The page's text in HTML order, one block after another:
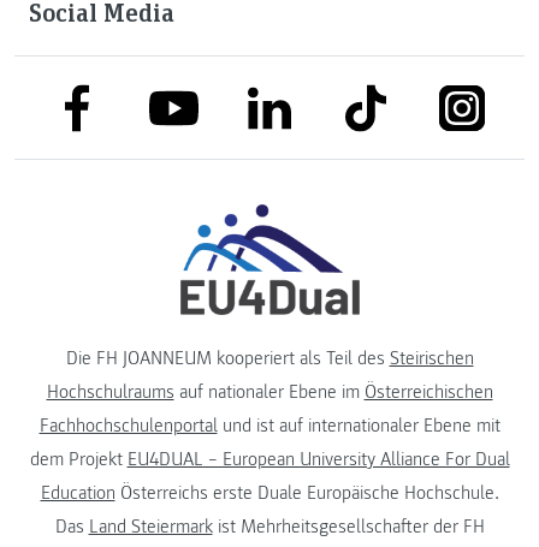
Social Media
link to facebooklink to youtubelink to linkedinlink to tiktok link to
Die FH JOANNEUM kooperiert als Teil des Steirischen
Hochschulraums auf nationaler Ebene im Österreichischen
Fachhochschulenportalund ist auf internationaler Ebene mit
dem Projekt EU4DUAL – European University Alliance For Dual
Education Österreichs erste Duale Europäische Hochschule.
Das Land Steiermarkist Mehrheitsgesellschafter der FH